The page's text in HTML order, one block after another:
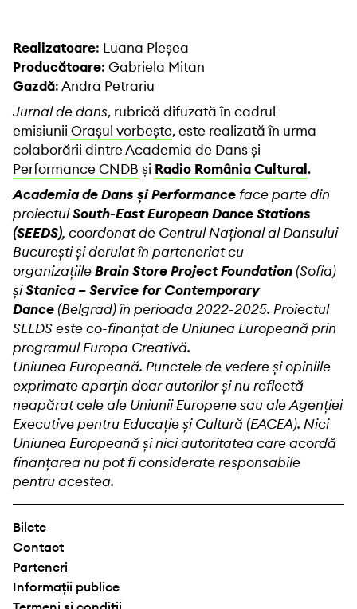
Realizatoare: Luana Pleșea
Producătoare: Gabriela Mitan
Gazdă: Andra Petrariu
Jurnal de dans, rubrică difuzată în cadrul
emisiunii Orașul vorbește, este realizată în urma
colaborării dintreAcademia de Dans și
Performance CNDB și Radio România Cultural.
Academia de Dans și Performance face parte din
proiectulSouth-East European Dance Stations
(SEEDS), coordonat de Centrul Național al Dansului
București și derulat în parteneriat cu
organizațiileBrain Store Project Foundation (Sofia)
șiStanica – Service for Contemporary
Dance (Belgrad) în perioada 2022-2025. Proiectul
SEEDS este co-finanțat de Uniunea Europeană prin
programul Europa Creativă.
Uniunea Europeană. Punctele de vedere și opiniile
exprimate aparțin doar autorilor și nu reflectă
neapărat cele ale Uniunii Europene sau ale Agenției
Executive pentru Educație și Cultură (EACEA). Nici
Uniunea Europeană și nici autoritatea care acordă
finanțarea nu pot fi considerate responsabile
pentru acestea.
Bilete
Contact
Parteneri
Informații publice